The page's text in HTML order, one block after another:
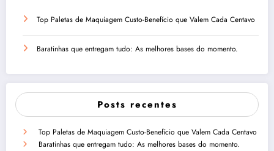
Top Paletas de Maquiagem Custo-Benefício que Valem Cada Centavo
Baratinhas que entregam tudo: As melhores bases do momento.
Posts recentes
Top Paletas de Maquiagem Custo-Benefício que Valem Cada Centavo
Baratinhas que entregam tudo: As melhores bases do momento.